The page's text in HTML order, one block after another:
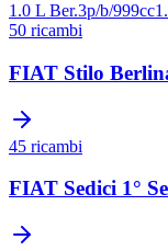
1.0 L Ber.3p/b/999cc
50 ricambi
FIAT Stilo
45 ricambi
FIAT Sedici 1°